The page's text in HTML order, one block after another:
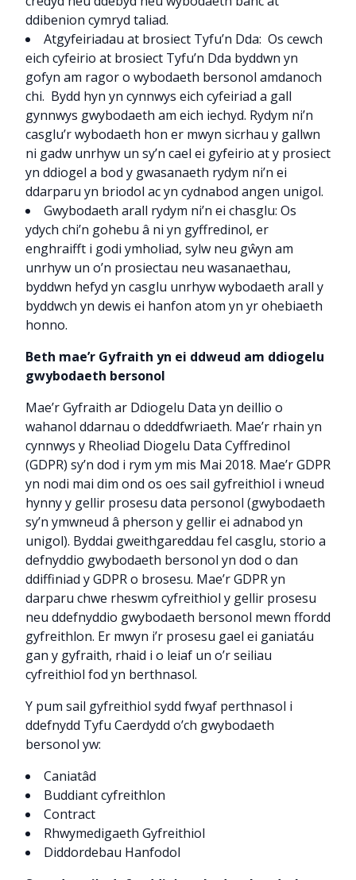
ddibenion cymryd taliad.
Atgyfeiriadau at brosiect Tyfu’n Dda: Os cewch
eich cyfeirio at brosiect Tyfu’n Dda byddwn yn
gofyn am ragor o wybodaeth bersonol amdanoch
chi. Bydd hyn yn cynnwys eich cyfeiriad a gall
gynnwys gwybodaeth am eich iechyd. Rydym ni’n
casglu’r wybodaeth hon er mwyn sicrhau y gallwn
ni gadw unrhyw un sy’n cael ei gyfeirio at y prosiect
yn ddiogel a bod y gwasanaeth rydym ni’n ei
ddarparu yn briodol ac yn cydnabod angen unigol.
Gwybodaeth arall rydym ni’n ei chasglu: Os
ydych chi’n gohebu â ni yn gyffredinol, er
enghraifft i godi ymholiad, sylw neu gŵyn am
unrhyw un o’n prosiectau neu wasanaethau,
byddwn hefyd yn casglu unrhyw wybodaeth arall y
byddwch yn dewis ei hanfon atom yn yr ohebiaeth
honno.
Beth mae’r Gyfraith yn ei ddweud am ddiogelu
gwybodaeth bersonol
Mae’r Gyfraith ar Ddiogelu Data yn deillio o
wahanol ddarnau o ddeddfwriaeth. Mae’r rhain yn
cynnwys y Rheoliad Diogelu Data Cyffredinol
(GDPR) sy’n dod i rym ym mis Mai 2018. Mae’r GDPR
yn nodi mai dim ond os oes sail gyfreithiol i wneud
hynny y gellir prosesu data personol (gwybodaeth
sy’n ymwneud â pherson y gellir ei adnabod yn
unigol). Byddai gweithgareddau fel casglu, storio a
defnyddio gwybodaeth bersonol yn dod o dan
ddiffiniad y GDPR o brosesu. Mae’r GDPR yn
darparu chwe rheswm cyfreithiol y gellir prosesu
neu ddefnyddio gwybodaeth bersonol mewn ffordd
gyfreithlon. Er mwyn i’r prosesu gael ei ganiatáu
gan y gyfraith, rhaid i o leiaf un o’r seiliau
cyfreithiol fod yn berthnasol.
Y pum sail gyfreithiol sydd fwyaf perthnasol i
ddefnydd Tyfu Caerdydd o’ch gwybodaeth
bersonol yw:
Caniatâd
Buddiant cyfreithlon
Contract
Rhwymedigaeth Gyfreithiol
Diddordebau Hanfodol